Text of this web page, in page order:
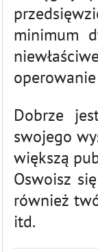
minimum
Dobrze
swojego
większą
Oswoisz
również
itd.